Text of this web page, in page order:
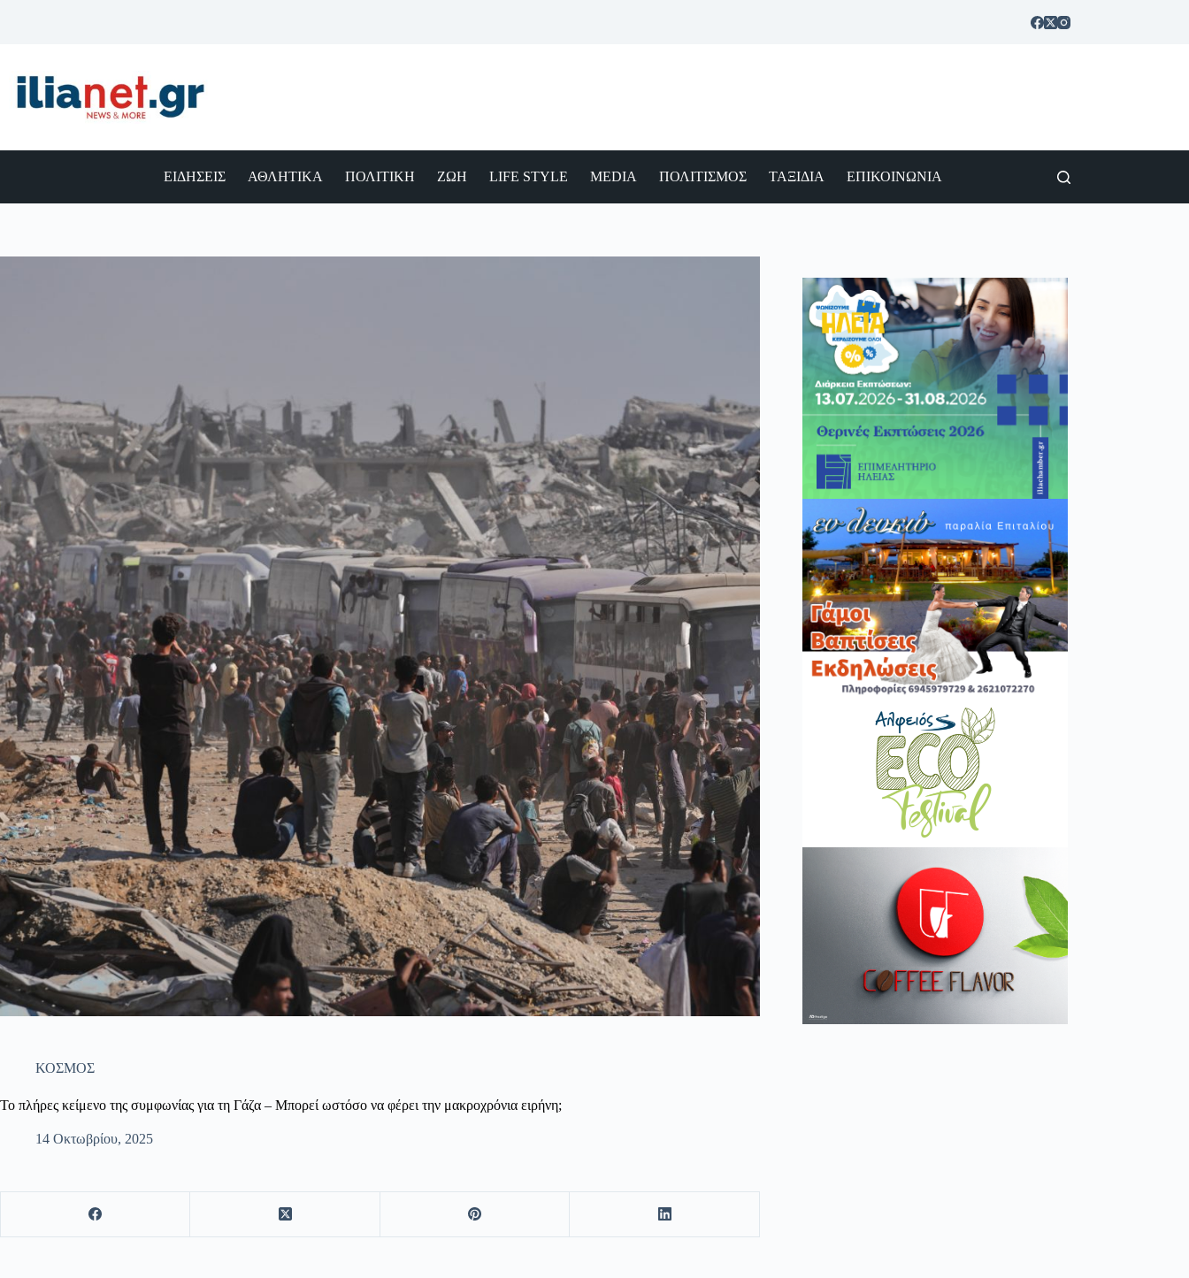
ΕΙΔΗΣΕΙΣ ΑΘΛΗΤΙΚΑ ΠΟΛΙΤΙΚΗ ΖΩΗ LIFE STYLE MEDIA ΠΟΛΙΤΙΣΜΟΣ ΤΑΞΙΔΙΑ ΕΠΙΚΟΙΝΩΝΙΑ
ΚΟΣΜΟΣ
Το πλήρες κείμενο της συμφωνίας για τη Γάζα – Μπορεί ωστόσο να φέρει την μακροχρόνια ειρήνη;
14 Οκτωβρίου, 2025